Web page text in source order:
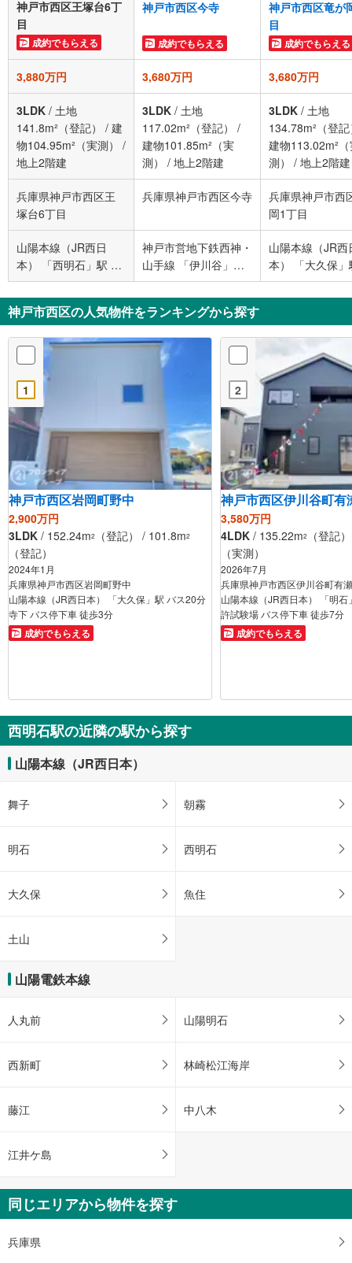
神戸市西区王塚台6丁
目
成約でもらえる
神戸市西区今寺
成約でもらえる
神戸市西区竜が
目
成約でもらえる
3,880万円 3,680万円 3,680万円
3LDK / 土地
141.8m²（登記）
/ 建
物104.95m²（実測）
/
地上2階建
3LDK / 土地
117.02m²（登記）
/
建物101.85m²（実
測）
/ 地上2階建
3LDK / 土地
134.78m²（登
建物113.02m²
測）
/ 地上2階建
兵庫県神戸市西区王
塚台6丁目
兵庫県神戸市西区今寺
兵庫県神戸市西
岡1丁目
山陽本線（JR西日
本） 「西明石」駅 バ
ス12分 王塚台東口 バ
ス停下車 徒歩3分
神戸市営地下鉄西神・
山手線 「伊川谷」駅
徒歩49分
山陽本線（JR西
本） 「大久保」
ス12分 大久保
停下車 徒歩8分
神戸市西区の人気物件をランキングから探す
1
神戸市西区岩岡町野中
2,900万円
3LDK / 152.24m2 （登記） / 101.8m2
（登記）
2024年1月
兵庫県神戸市西区岩岡町野中
山陽本線（JR西日本） 「大久保」駅 バス20分
寺下 バス停下車 徒歩3分
成約でもらえる
2
神戸市西区伊川谷町有
3,580万円
4LDK / 135.22m2
（登記
（実測）
2026年7月
兵庫県神戸市西区伊川谷町有瀬
山陽本線（JR西日本） 「明
許試験場 バス停下車 徒歩7分
成約でもらえる
西明石駅の近隣の駅から探す
山陽本線（JR西日本）
舞子 朝霧
明石 西明石
大久保 魚住
土山
山陽電鉄本線
人丸前 山陽明石
西新町 林崎松江海岸
藤江 中八木
江井ケ島
同じエリアから物件を探す
兵庫県